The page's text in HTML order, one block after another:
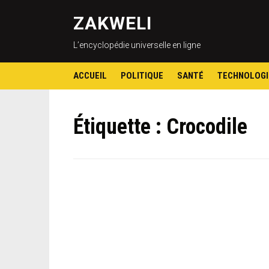
ZAKWELI
L’encyclopédie universelle en ligne
ACCUEIL POLITIQUE SANTÉ
Étiquette : Crocodile